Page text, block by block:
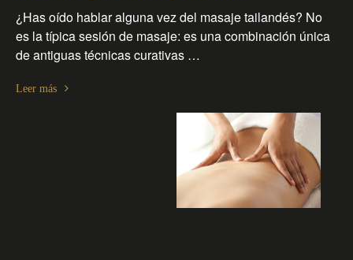
¿Has oído hablar alguna vez del masaje tailandés? No
es la típica sesión de masaje: es una combinación única
de antiguas técnicas curativas …
Leer más